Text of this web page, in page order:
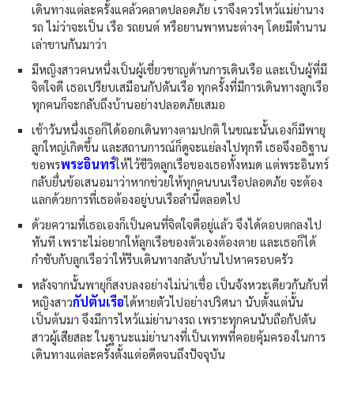
เดินทางแต่ละครั้งแคล้วคลาดปลอดภัย เราจึงควรไหว้แม่ย่านาง
รถ ไม่ว่าจะเป็น เรือ รถยนต์ หรือยานพาหนะต่างๆ โดยมีตำนาน
เล่าขานกันมาว่า
มีหญิงสาวคนหนึ่งเป็นผู้เชี่ยวชาญด้านการเดินเรือ และเป็นผู้ที่มี
จิตใจดี เธอเปรียบเสมือนกัปตันเรือ ทุกครั้งที่มีการเดินทางลูกเรือ
ทุกคนก็จะกลับถึงบ้านอย่างปลอดภัยเสมอ
เช้าวันหนึ่งเธอก็ได้ออกเดินทางตามปกติ ในขณะนั้นเองก็มีพายุ
ลูกใหญ่เกิดขึ้น และสถานการณ์ก็ดูจะแย่ลงไปทุกที เธอจึงอธิฐาน
ขอพรพระอินทร์ให้ไว้ชีวิตลูกเรือของเธอทั้งหมด แต่พระอินทร์
กลับยื่นข้อเสนอมาว่าหากช่วยให้ทุกคนบนเรือปลอดภัย จะต้อง
แลกด้วยการที่เธอต้องอยู่บนเรือลำนี้ตลอดไป
ด้วยความที่เธอเองก็เป็นคนที่จิตใจดีอยู่แล้ว จึงได้ตอบตกลงไป
ทันที เพราะไม่อยากให้ลูกเรือของตัวเองต้องตาย และเธอก็ได้
กำชับกับลูกเรือว่าให้รีบเดินทางกลับบ้านไปหาครอบครัว
หลังจากนั้นพายุก็สงบลงอย่างไม่น่าเชื่อ เป็นจังหวะเดียวกันกับที่
หญิงสาวกัปตันเรือได้หายตัวไปอย่างปริศนา นับตั้งแต่นั้น
เป็นต้นมา จึงมีการไหว้แม่ย่านางรถ เพราะทุกคนนับถือกัปตัน
สาวผู้เสียสละ ในฐานะแม่ย่านางที่เป็นเทพที่คอยคุ้มครองในการ
เดินทางแต่ละครั้งตั้งแต่อดีตจนถึงปัจจุบัน